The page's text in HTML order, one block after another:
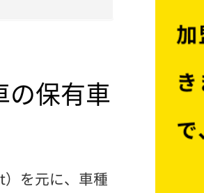
の保有車
を元に、車種